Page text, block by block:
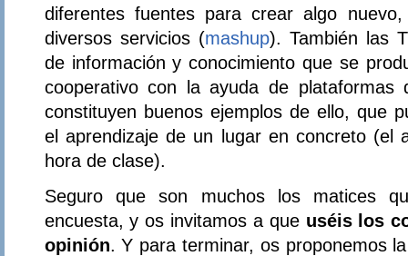
diferentes fuentes para crear algo
diversos servicios (mashup). También las
de información y conocimiento que se
cooperativo con la ayuda de plataformas
constituyen buenos ejemplos de ello, que
el aprendizaje de un lugar en concreto (el
hora de clase).
Seguro que son muchos los matices
encuesta, y os invitamos a queuséis los
opinión. Y para terminar, os proponemos